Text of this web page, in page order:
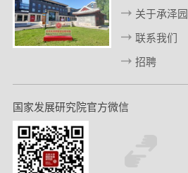
关于承泽园
联系我们
招聘
国家发展研究院官方微信